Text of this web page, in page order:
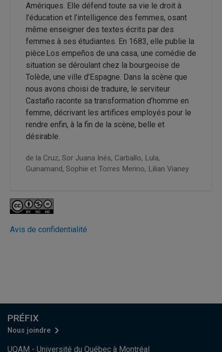
Amériques. Elle défend toute sa vie le droit à
l’éducation et l’intelligence des femmes, osant
même enseigner des textes écrits par des
femmes à ses étudiantes. En 1683, elle publie la
pièce Los empeños de una casa, une comédie de
situation se déroulant chez la bourgeoise de
Tolède, une ville d’Espagne. Dans la scène que
nous avons choisi de traduire, le serviteur
Castaño raconte sa transformation d’homme en
femme, décrivant les artifices employés pour le
rendre enfin, à la fin de la scène, belle et
désirable.
de la Cruz, Sor Juana Inés, Carballo, Lula,
Guinamand, Sophie et Torres Merino, Lilian Vianey
Avis de confidentialité
UQAM - Université du Québec à Montréal
PRÉFIX
Nous joindre